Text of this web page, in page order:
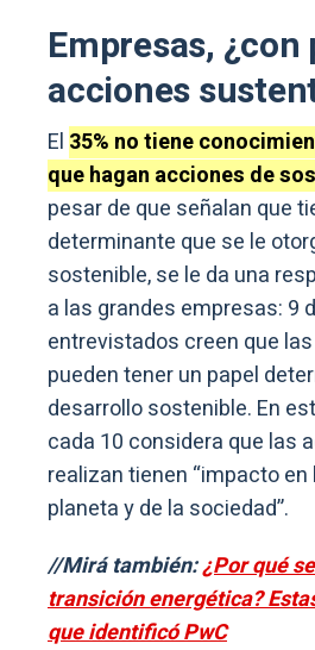
Empresas, ¿con
acciones
El 35% no tiene
que hagan acciones de
pesar de que señalan que
determinante que se le
sostenible, se le da una
a las grandes empresas: 9
entrevistados creen que
pueden tener un papel
desarrollo sostenible. En
cada 10 considera que las
realizan tienen “impacto
planeta y de la sociedad”.
//Mirá también:¿Por qué
transición energética?
que identificó PwC